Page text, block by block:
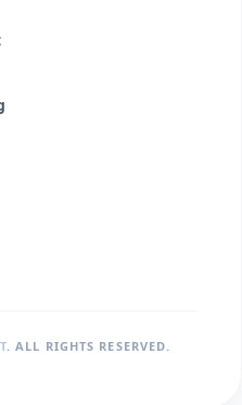
. ALL RIGHTS RESERVED.